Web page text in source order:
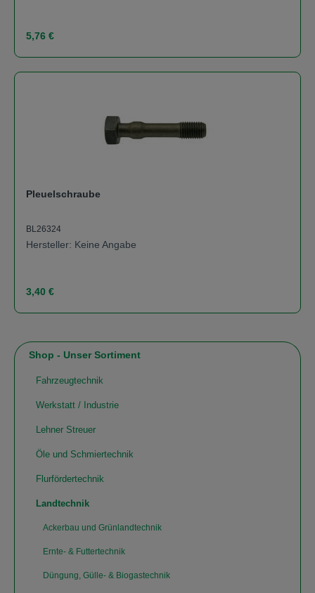
Shop - Unser Sortiment
Fahrzeugtechnik
Werkstatt / Industrie
Lehner Streuer
Öle und Schmiertechnik
Flurfördertechnik
Landtechnik
Ackerbau und Grünlandtechnik
Ernte- & Futtertechnik
Düngung, Gülle- & Biogastechnik
Regulärer Preis:
5,76 €
Pleuelschraube
BL26324
Hersteller: Keine Angabe
Regulärer Preis:
3,40 €